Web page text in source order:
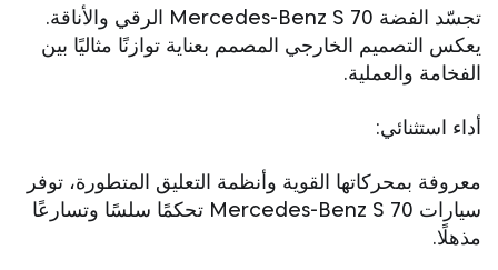
تجسّد الفضة Mercedes-Benz S 70 الرقي والأناقة.
يعكس التصميم الخارجي المصمم بعناية توازنًا مثاليًا بين
الفخامة والعملية.
أداء استثنائي:
معروفة بمحركاتها القوية وأنظمة التعليق المتطورة، توفر
سيارات Mercedes-Benz S 70 تحكمًا سلسًا وتسارعًا
مذهلًا.